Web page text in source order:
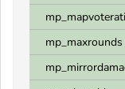
mp_maxrounds